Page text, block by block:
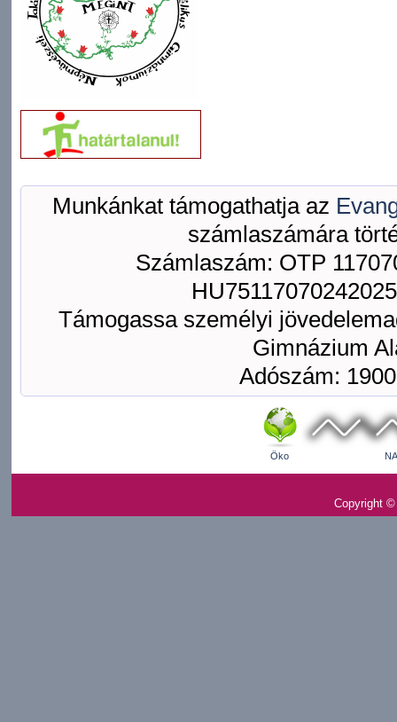
Munkánkat támogathatja az
számlaszámára
Számlaszám: OTP
Támogassa személyi
Gimnázium
Adószám:
Öko
Copyright